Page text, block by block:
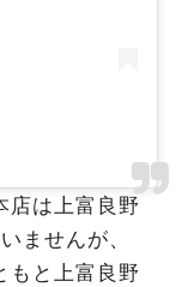
は上富良野
ませんが、
と上富良野